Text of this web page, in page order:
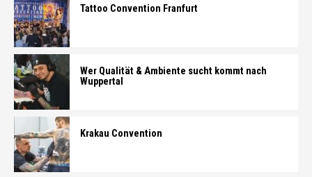
Tattoo Convention Franfurt
Wer Qualität & Ambiente sucht kommt nach
Wuppertal
Krakau Convention